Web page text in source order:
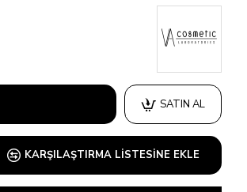
SATIN AL
KARŞILAŞTIRMA LISTESINE EKLE